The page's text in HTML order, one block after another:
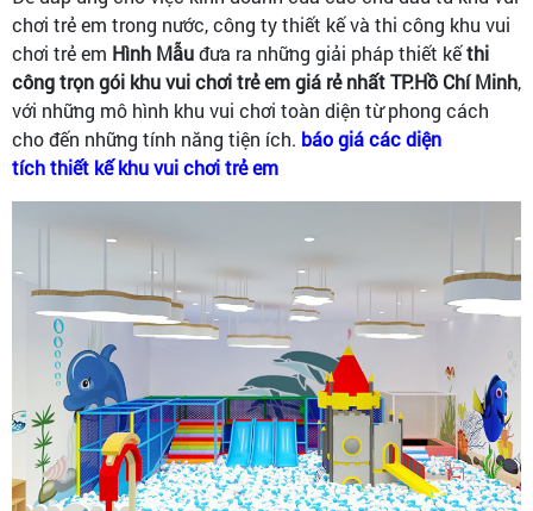
chơi trẻ em trong nước, công ty thiết kế và thi công khu vui
chơi trẻ em Hình Mẫuđưa ra những giải pháp thiết kếthi
công trọn gói khu vui chơi trẻ em giá rẻ nhất TP.Hồ Chí Minh,
với những mô hình khu vui chơi toàn diện từ phong cách
cho đến những tính năng tiện ích. báo giá các diện
tích thiết kế khu vui chơi trẻ em